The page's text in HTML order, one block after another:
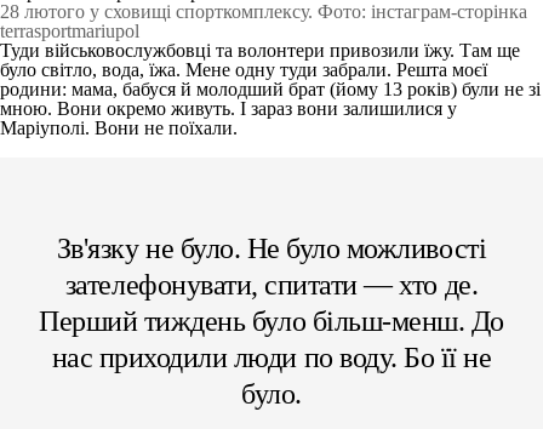
28 лютого у сховищі спорткомплексу. Фото: інстаграм-сторінка
terrasportmariupol
Туди військовослужбовці та волонтери привозили їжу. Там ще
було світло, вода, їжа. Мене одну туди забрали. Решта моєї
родини: мама, бабуся й молодший брат (йому 13 років) були не зі
мною. Вони окремо живуть. І зараз вони залишилися у
Маріуполі. Вони не поїхали.
Зв'язку не було. Не було можливості
зателефонувати, спитати — хто де.
Перший тиждень було більш-менш. До
нас приходили люди по воду. Бо її не
було.